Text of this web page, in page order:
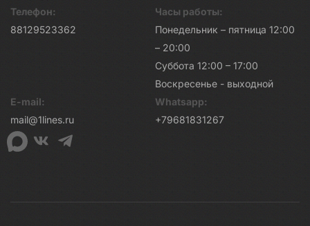
Телефон:
88129523362
Часы работы:
Понедельник – пятница 12:00
– 20:00
Суббота 12:00 – 17:00
Воскресенье - выходной
E-mail:
mail@1lines.ru
Whatsapp:
+79681831267